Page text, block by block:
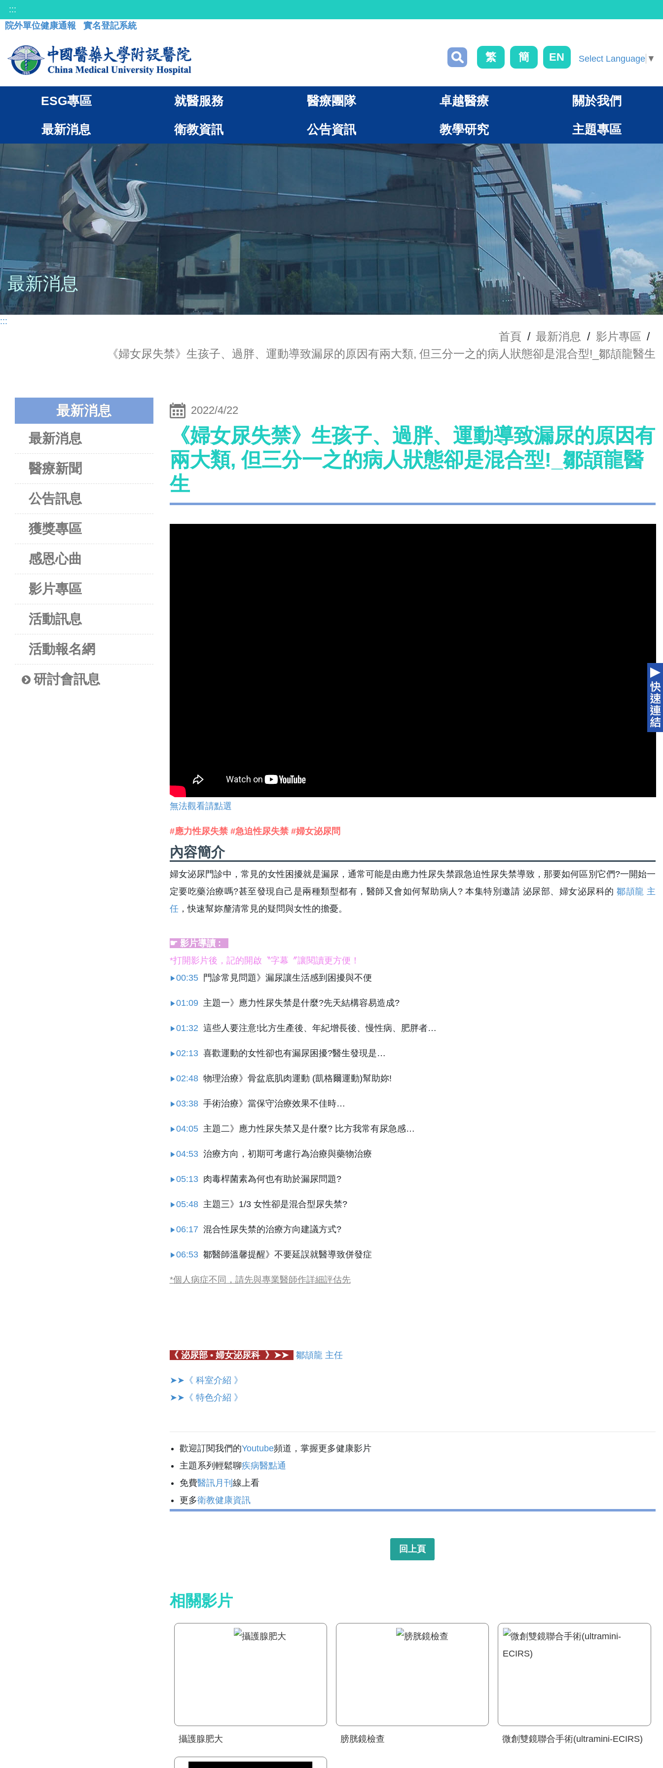
:::
院外單位健康通報
實名登記系統
繁 簡 EN Select Language ▼
ESG專區 就醫服務 醫療團隊 卓越醫療 關於我們
最新消息 衛教資訊 公告資訊 教學研究 主題專區
最新消息
:::
首頁 / 最新消息 / 影片專區 /
《婦女尿失禁》生孩子、過胖、運動導致漏尿的原因有兩大類, 但三分一之的病人狀態卻是混合型!_鄒頡龍醫生
最新消息
最新消息
醫療新聞
公告訊息
獲獎專區
感恩心曲
影片專區
活動訊息
活動報名網
研討會訊息
2022/4/22
《婦女尿失禁》生孩子、過胖、運動導致漏尿的原因有
兩大類, 但三分一之的病人狀態卻是混合型!_鄒頡龍醫
生
無法觀看請點選
#應力性尿失禁 #急迫性尿失禁 #婦女泌尿問
內容簡介
婦女泌尿門診中，常見的女性困擾就是漏尿，通常可能是由應力性尿失禁跟急迫性尿失禁導致，那要如何區別它們?一開始一
定要吃藥治療嗎?甚至發現自己是兩種類型都有，醫師又會如何幫助病人? 本集特別邀請 泌尿部、婦女泌尿科的 鄒頡龍 主
任，快速幫妳釐清常見的疑問與女性的擔憂。
☛ 影片導讀 :
*打開影片後，記的開啟〝字幕〞讓閱讀更方便！
▶00:35門診常見問題》漏尿讓生活感到困擾與不便
▶01:09 主題一》應力性尿失禁是什麼?先天結構容易造成?
▶01:32 這些人要注意!比方生產後、年紀增長後、慢性病、肥胖者…
▶02:13喜歡運動的女性卻也有漏尿困擾?醫生發現是…
▶02:48物理治療》骨盆底肌肉運動 (凱格爾運動)幫助妳!
▶03:38手術治療》當保守治療效果不佳時…
▶04:05主題二》應力性尿失禁又是什麼? 比方我常有尿急感…
▶04:53治療方向，初期可考慮行為治療與藥物治療
▶05:13肉毒桿菌素為何也有助於漏尿問題?
▶05:48主題三》1/3 女性卻是混合型尿失禁?
▶06:17 混合性尿失禁的治療方向建議方式?
▶06:53鄒醫師溫馨提醒》不要延誤就醫導致併發症
*個人病症不同，請先與專業醫師作詳細評估先
《 泌尿部 • 婦女泌尿科 》➤➤ 鄒頡龍 主任
➤➤《 科室介紹 》
➤➤《 特色介紹 》
歡迎訂閱我們的Youtube頻道，掌握更多健康影片
主題系列輕鬆聊疾病醫點通
免費醫訊月刊 線上看
更多衛教健康資訊
回上頁
相關影片
攝護腺肥大 膀胱鏡檢查 微創雙鏡聯合手術(ultramini-ECIRS)